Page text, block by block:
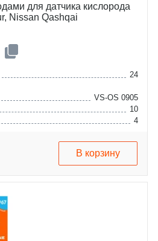
для датчика кислорода
Nissan Qashqai
24
VS-OS 0905
10
4
duster
lodgy
В корзину